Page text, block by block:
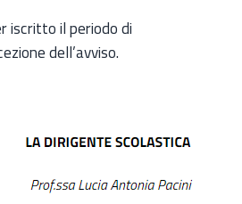
iscritto il periodo di
dell’avviso.